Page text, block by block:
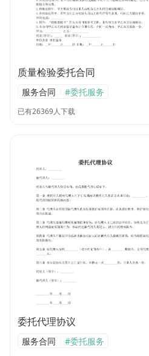
质量检验委托合同
服务合同 #委托服务
已有26369人下载
委托代理协议
服务合同 #委托服务